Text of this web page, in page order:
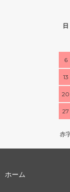
日
6
13
20
27
赤
ホーム